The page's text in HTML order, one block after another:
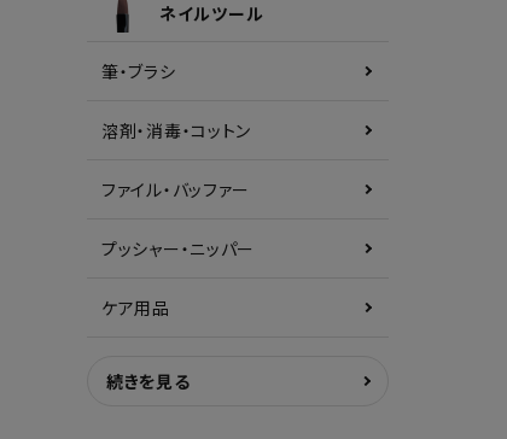
ネイルツール
筆・ブラシ
溶剤・消毒・コットン
ファイル・バッファー
プッシャー・ニッパー
ケア用品
続きを見る